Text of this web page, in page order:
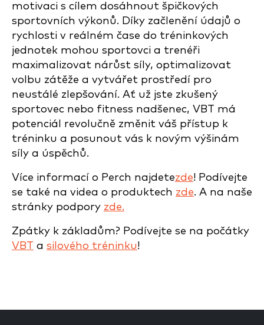
motivaci s cílem dosáhnout špičkových
sportovních výkonů. Díky začlenění údajů o
rychlosti v reálném čase do tréninkových
jednotek mohou sportovci a trenéři
maximalizovat nárůst síly, optimalizovat
volbu zátěže a vytvářet prostředí pro
neustálé zlepšování. Ať už jste zkušený
sportovec nebo fitness nadšenec, VBT má
potenciál revolučně změnit váš přístup k
tréninku a posunout vás k novým výšinám
síly a úspěchů.
Více informací o Perch najdetezde! Podívejte
se také na videa o produktech zde. A na naše
stránky podpory zde.
Zpátky k základům? Podívejte se na počátky
VBT a silového tréninku!